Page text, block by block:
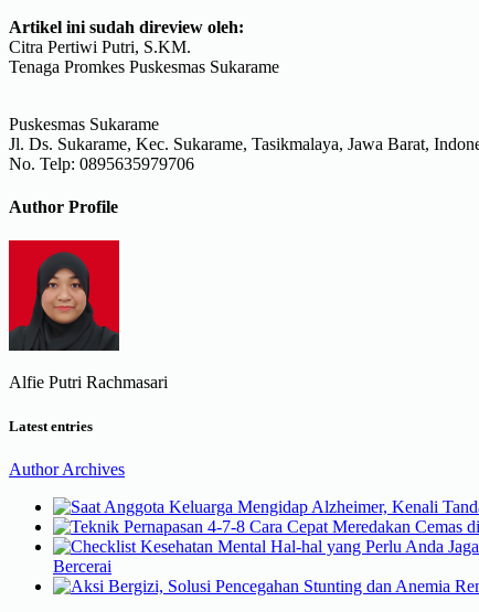
Artikel ini sudah direview oleh:
Citra Pertiwi Putri, S.KM.
Tenaga Promkes Puskesmas Sukarame
Puskesmas Sukarame
Jl. Ds. Sukarame, Kec. Sukarame, Tasikmalaya, Jawa Barat,
No. Telp: 0895635979706
Author Profile
Alfie Putri Rachmasari
Latest entries
Author Archives
Bercerai